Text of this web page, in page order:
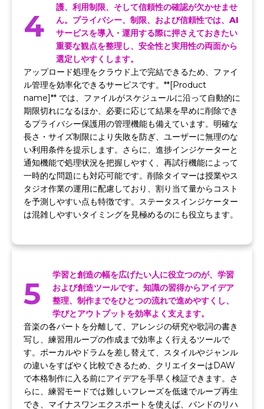
4
護、利用制限、そして信頼性の確認が欠かせませ
ん。プライバシー、制限、および信頼性では、AI
サービスを導入・運用する際に押さえておきたい
重要な観点を整理し、安全性と実用性の両面から
選定しやすくします。
アップロード処理をクラウド上で完結できるため、ファイ
ル管理を効率化できるサービスです。**[Product
name]** では、ファイルがスケジュールに沿って自動的に
期限切れになるほか、必要に応じて結果を早めに削除でき
るプライバシー保護用の管理機能も備えています。明確な
長さ・サイズ制限により失敗を防ぎ、ユーザーに無理のな
い利用条件を提示します。さらに、進捗インジケーターと
通知機能で処理状況を把握しやすく、再試行機能によって
一時的な問題にも対応可能です。削除タイマーは授業やス
タジオ作業の運用に配慮しており、割り当て量からコスト
を予測しやすい点も特徴です。ステータスインジケーター
は混雑しやすいタイミングを見極めるのにも役立ちます。
5
学習と創造の幅を広げたい人に役立つのが、学習
および創造ツールです。知識の習得からアイデア
整理、制作までをひとつの流れで進めやすくし、
学びとアウトプットを効率よく支えます。
音楽の各パートを分離して、アレンジの研究や歌詞の書き
写し、練習用ループの作成まで効率よく行えるツールで
す。ボーカルやドラムを差し替えて、スタイルやジャンル
の違いをすばやく比較できるため、クリエイターはDAW
で本格制作に入る前にアイデアを手早く検証できます。さ
らに、練習モードでは難しいフレーズを低速でループ再生
でき、マイナスワンエクスポートを使えば、バンドのリハ